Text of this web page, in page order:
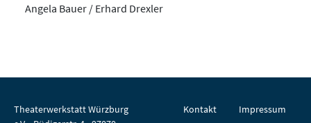
Angela Bauer / Erhard Drexler
Theaterwerkstatt Würzburg
Kontakt Impressum